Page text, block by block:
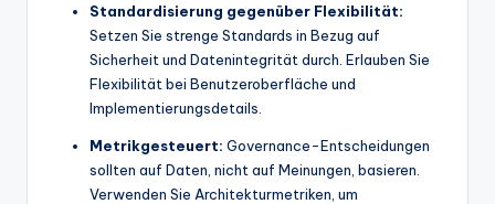
Standardisierung gegenüber Flexibilität:
Setzen Sie strenge Standards in Bezug auf
Sicherheit und Datenintegrität durch. Erlauben Sie
Flexibilität bei Benutzeroberfläche und
Implementierungsdetails.
Metrikgesteuert: Governance-Entscheidungen
sollten auf Daten, nicht auf Meinungen, basieren.
Verwenden Sie Architekturmetriken, um